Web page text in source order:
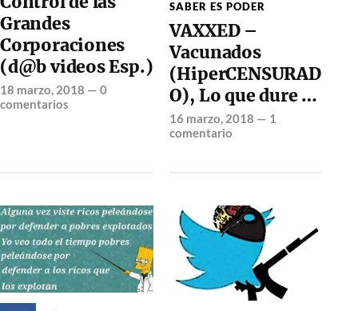
Grandes
Corporaciones
(d@b videos Esp.)
18 marzo, 2018 — 0
comentarios
SABER ES PODER
VAXXED –
Vacunados
(HiperCENSURAD
O), Lo que dure …
16 marzo, 2018 — 1
comentario